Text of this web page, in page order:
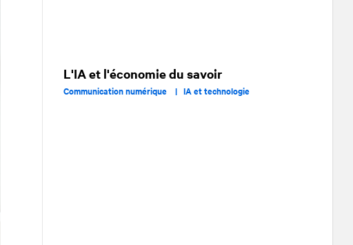
L'IA et l'économie du savoir
Communication numérique | IA et technologie